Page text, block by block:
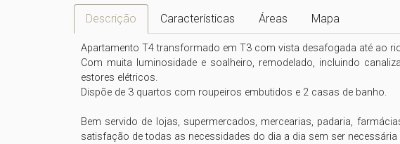
Descrição Características Áreas Mapa
Apartamento T4 transformado em T3 com vista desafogada até ao
Com muita luminosidade e soalheiro, remodelado, incluindo
estores elétricos.
Dispõe de 3 quartos com roupeiros embutidos e 2 casas de banho.
Bem servido de lojas, supermercados, mercearias, padaria,
satisfação de todas as necessidades do dia a dia sem ser